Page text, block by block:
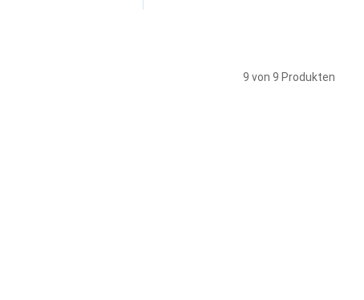
9 von 9 Produkten